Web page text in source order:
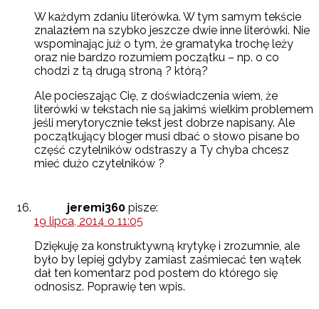
W każdym zdaniu literówka. W tym samym tekście
znalazłem na szybko jeszcze dwie inne literówki. Nie
wspominając już o tym, że gramatyka trochę leży
oraz nie bardzo rozumiem początku – np. o co
chodzi z tą drugą stroną ? którą?
Ale pocieszając Cię, z doświadczenia wiem, że
literówki w tekstach nie są jakimś wielkim problemem
jeśli merytorycznie tekst jest dobrze napisany. Ale
początkujący bloger musi dbać o słowo pisane bo
część czytelników odstraszy a Ty chyba chcesz
mieć dużo czytelników ?
jeremi360 pisze:
19 lipca, 2014 o 11:05
Dziękuję za konstruktywną krytykę i zrozumnie, ale
było by lepiej gdyby zamiast zaśmiecać ten wątek
dał ten komentarz pod postem do którego się
odnosisz. Poprawię ten wpis.